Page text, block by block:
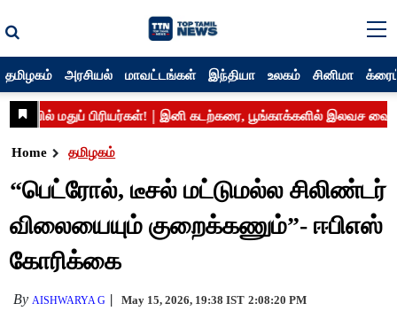
தமிழகம் அரசியல் மாவட்டங்கள் இந்தியா உலகம் சினிமா
Home தமிழகம்
“பெட்ரோல், டீசல் மட்டுமல்ல சிலிண்டர்
விலையையும் குறைக்கணும்”- ஈபிஎஸ்
கோரிக்கை
By AISHWARYA G May 15, 2026, 19:38 IST 2:08:20 PM